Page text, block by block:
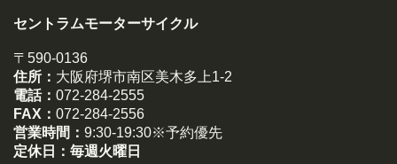
セントラムモーターサイクル
〒590-0136
住所： 大阪府堺市南区美木多上1-2
電話： 072-284-2555
FAX： 072-284-2556
営業時間： 9:30-19:30※予約優先
定休日： 毎週火曜日